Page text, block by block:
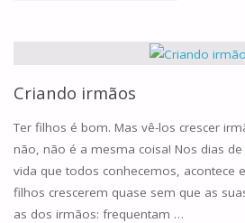
Criando irmãos
Ter filhos é bom. Mas vê-los crescer
não, não é a mesma coisa! Nos dias
vida que todos conhecemos, acontece
filhos crescerem quase sem que as
as dos irmãos: frequentam …